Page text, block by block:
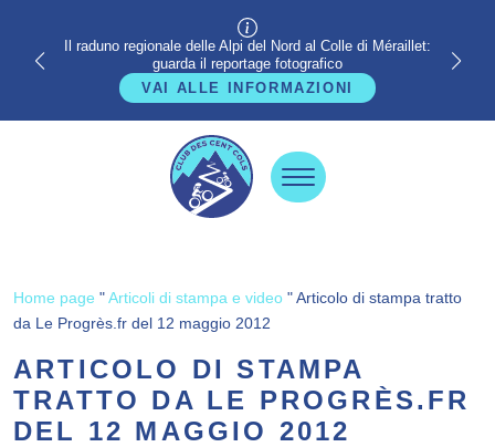
Il raduno regionale delle Alpi del Nord al Colle di Méraillet:
guarda il reportage fotografico
VAI ALLE INFORMAZIONI
Home page "Articoli di stampa e video "Articolo di stampa tratto
da Le Progrès.fr del 12 maggio 2012
ARTICOLO DI STAMPA
TRATTO DA LE PROGRÈS.FR
DEL 12 MAGGIO 2012